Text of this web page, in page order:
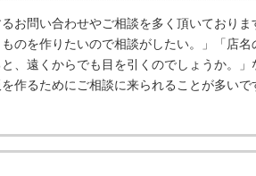
お問い合わせやご相談を多く頂いておりま
のを作りたいので相談がしたい。」「店
、遠くからでも目を引くのでしょうか。
作るためにご相談に来られることが多いで